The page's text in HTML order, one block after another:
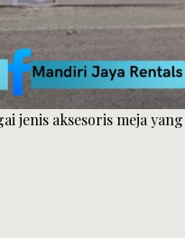
jenis aksesoris meja